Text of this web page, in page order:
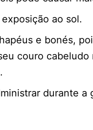
ao sol.
e bonés,
couro cabeludo
durante a